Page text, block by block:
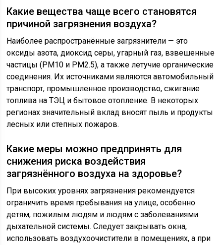
Какие вещества чаще всего становятся
причиной загрязнения воздуха?
Наиболее распространённые загрязнители — это
оксиды азота, диоксид серы, угарный газ, взвешенные
частицы (PM10 и PM2.5), а также летучие органические
соединения. Их источниками являются автомобильный
транспорт, промышленное производство, сжигание
топлива на ТЭЦ и бытовое отопление. В некоторых
регионах значительный вклад вносят пыль и продукты
лесных или степных пожаров.
Какие меры можно предпринять для
снижения риска воздействия
загрязнённого воздуха на здоровье?
При высоких уровнях загрязнения рекомендуется
ограничить время пребывания на улице, особенно
детям, пожилым людям и людям с заболеваниями
дыхательной системы. Следует закрывать окна,
использовать воздухоочистители в помещениях, а при